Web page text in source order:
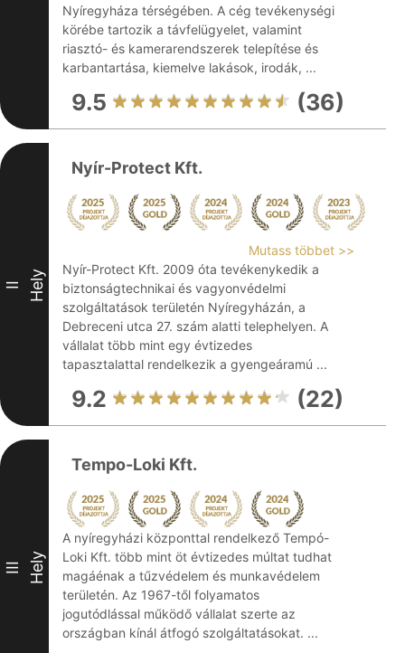
Nyíregyháza térségében. A cég tevékenységi
körébe tartozik a távfelügyelet, valamint
riasztó- és kamerarendszerek telepítése és
karbantartása, kiemelve lakások, irodák, ...
9.5 (36)
II Hely
Nyír-Protect Kft.
Mutass többet >>
Nyír-Protect Kft. 2009 óta tevékenykedik a
biztonságtechnikai és vagyonvédelmi
szolgáltatások területén Nyíregyházán, a
Debreceni utca 27. szám alatti telephelyen. A
vállalat több mint egy évtizedes
tapasztalattal rendelkezik a gyengeáramú ...
9.2 (22)
III Hely
Tempo-Loki Kft.
A nyíregyházi központtal rendelkező Tempó-
Loki Kft. több mint öt évtizedes múltat tudhat
magáénak a tűzvédelem és munkavédelem
területén. Az 1967-től folyamatos
jogutódlással működő vállalat szerte az
országban kínál átfogó szolgáltatásokat. ...